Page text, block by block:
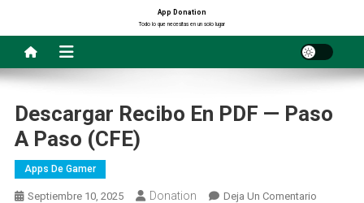
contenido
App Donation
Todo lo que necesitas en un solo lugar
Descargar Recibo En PDF — Paso
A Paso (CFE)
Apps De Gamer
Septiembre 10, 2025 Donation Deja Un ComentarioEn